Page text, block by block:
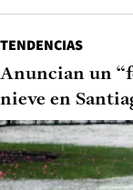
TENDENCIAS
Anuncian un
nieve en